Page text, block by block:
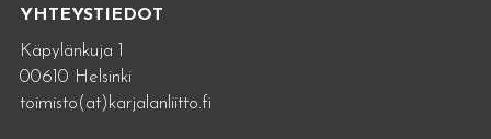
YHTEYSTIEDOT
Käpylänkuja 1
00610 Helsinki
toimisto(at)karjalanliitto.fi